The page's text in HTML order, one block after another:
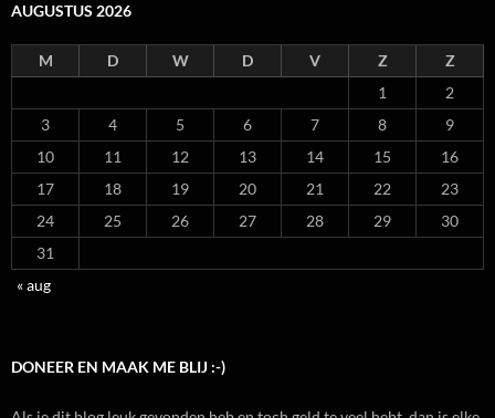
AUGUSTUS 2026
M D W D V Z
Z
1
2
3
4 5 6 7 8
9
10
11 12 13 14 15
16
17
18 19 20 21 22
23
24
25 26 27 28 29
30
31
« aug
DONEER EN MAAK ME BLIJ :-)